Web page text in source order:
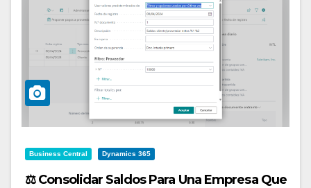
Business Central Dynamics 365
⚖️ Consolidar Saldos Para Una Empresa Que